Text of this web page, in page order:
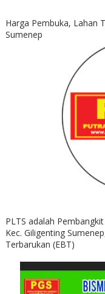
Harga Pembuka, Lahan
Sumenep
PLTS adalah
Kec. Giligenting
Terbarukan (EBT)